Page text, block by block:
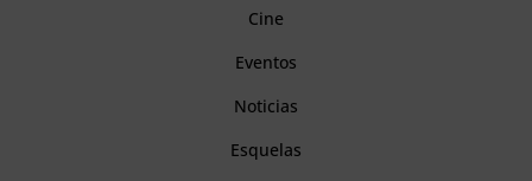
Cine
Eventos
Noticias
Esquelas